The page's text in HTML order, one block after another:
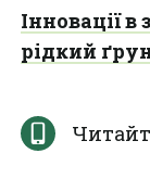
Інновації
рідкий